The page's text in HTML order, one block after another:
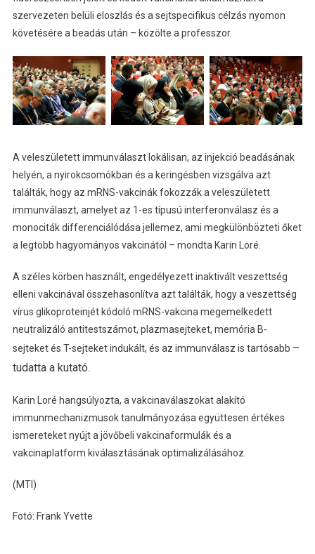
szervezeten belüli eloszlás és a sejtspecifikus célzás nyomon
követésére a beadás után – közölte a professzor.
A veleszületett immunválaszt lokálisan, az injekció beadásának
helyén, a nyirokcsomókban és a keringésben vizsgálva azt
találták, hogy az mRNS-vakcinák fokozzák a veleszületett
immunválaszt, amelyet az 1-es típusú interferonválasz és a
monociták differenciálódása jellemez, ami megkülönbözteti őket
a legtöbb hagyományos vakcinától – mondta Karin Loré.
A széles körben használt, engedélyezett inaktivált veszettség
elleni vakcinával összehasonlítva azt találták, hogy a veszettség
vírus glikoproteinjét kódoló mRNS-vakcina megemelkedett
neutralizáló antitestszámot, plazmasejteket, memória B-
sejteket és T-sejteket indukált, és az immunválasz is tartósabb –
tudatta a kutató.
Karin Loré hangsúlyozta, a vakcinaválaszokat alakító
immunmechanizmusok tanulmányozása együttesen értékes
ismereteket nyújt a jövőbeli vakcinaformulák és a
vakcinaplatform kiválasztásának optimalizálásához.
(MTI)
Fotó: Frank Yvette